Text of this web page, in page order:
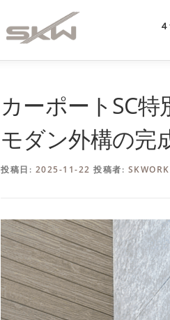
カーポートSC
モダン外構の完
投稿日: 2025-11-22 投稿者: